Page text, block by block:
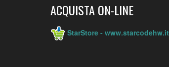
ACQUISTA ON-LINE
StarStore - www.starcodehw.it